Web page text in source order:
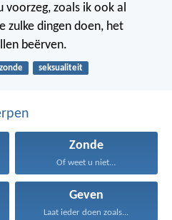
zoals ik ook al
zulke dingen doen, het
beërven.
zonde seksualiteit
Zonde
Of weet u niet...
Geven
Laat ieder doen zoals...